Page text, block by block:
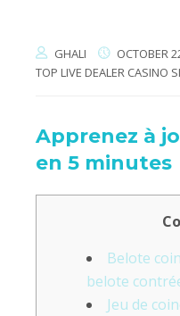
GHALI OCTOBER
TOP LIVE DEALER CASINO
Apprenez à
en 5 minutes
Belote
belote
Jeu de